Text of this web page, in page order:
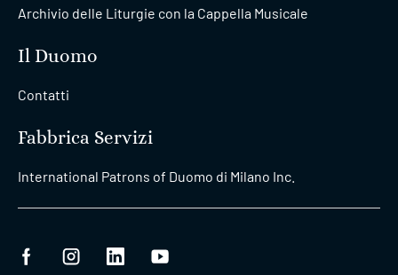
Archivio delle Liturgie con la Cappella Musicale
Il Duomo
Contatti
Fabbrica Servizi
International Patrons of Duomo di Milano Inc.